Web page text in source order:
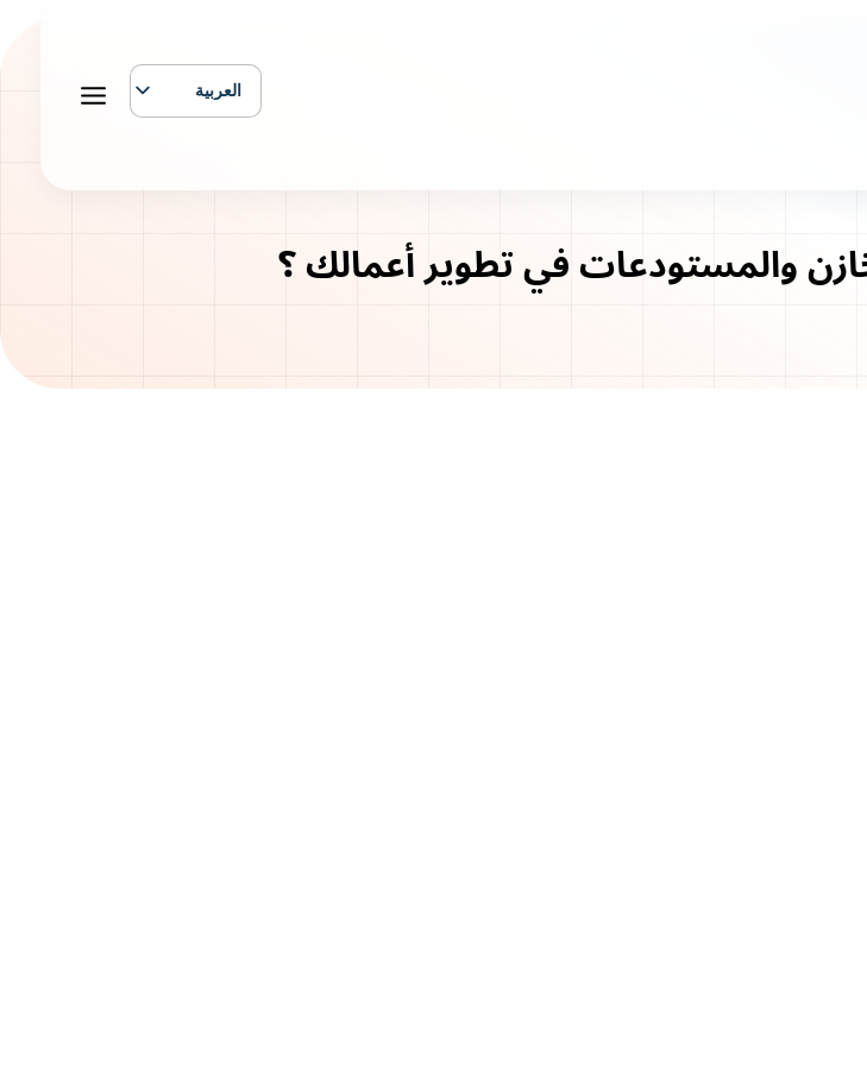
العربية
والمستودعات في تطوير أعمالك ؟